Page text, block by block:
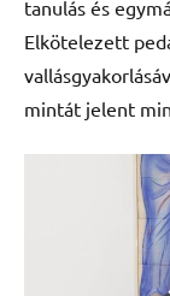
tanulás és
Elkötelezett
mintát jelent